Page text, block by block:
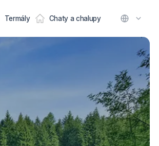
Termály Chaty a chalupy